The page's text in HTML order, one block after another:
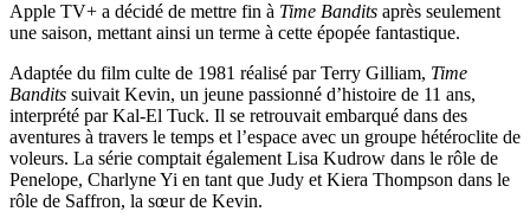
Apple TV+ a décidé de mettre fin à Time Bandits après seulement
une saison, mettant ainsi un terme à cette épopée fantastique.
Adaptée du film culte de 1981 réalisé par Terry Gilliam, Time
Bandits suivait Kevin, un jeune passionné d’histoire de 11 ans,
interprété par Kal-El Tuck. Il se retrouvait embarqué dans des
aventures à travers le temps et l’espace avec un groupe hétéroclite de
voleurs. La série comptait également Lisa Kudrow dans le rôle de
Penelope, Charlyne Yi en tant que Judy et Kiera Thompson dans le
rôle de Saffron, la sœur de Kevin.